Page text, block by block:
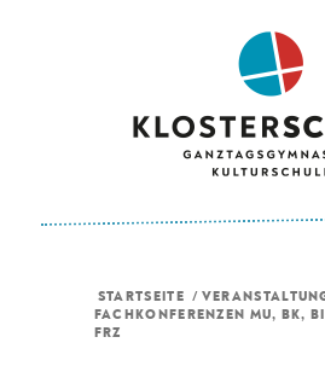
STARTSEITE /
FACHKONFERENZEN MU, BK,
FRZ